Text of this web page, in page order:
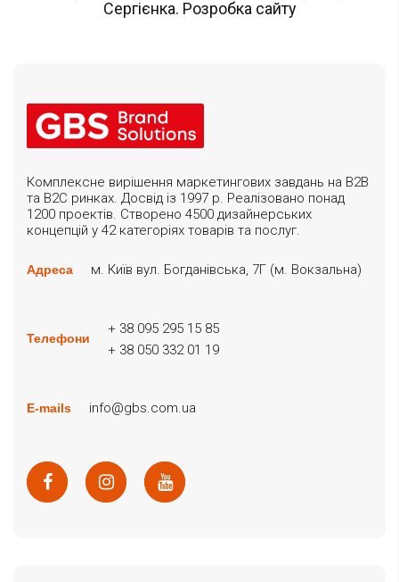
Сергієнка. Розробка сайту
Комплексне вирішення маркетингових завдань на B2B
та B2C ринках. Досвід із 1997 р. Реалізовано понад
1200 проектів. Створено 4500 дизайнерських
концепцій у 42 категоріях товарів та послуг.
Адреса м. Київ вул. Богданівська, 7Г (м. Вокзальна)
Телефони
+ 38 095 295 15 85
+ 38 050 332 01 19
E-mails info@gbs.com.ua